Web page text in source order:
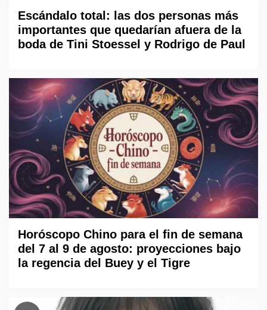
Escándalo total: las dos personas más
importantes que quedarían afuera de la
boda de Tini Stoessel y Rodrigo de Paul
Horóscopo Chino para el fin de semana
del 7 al 9 de agosto: proyecciones bajo
la regencia del Buey y el Tigre